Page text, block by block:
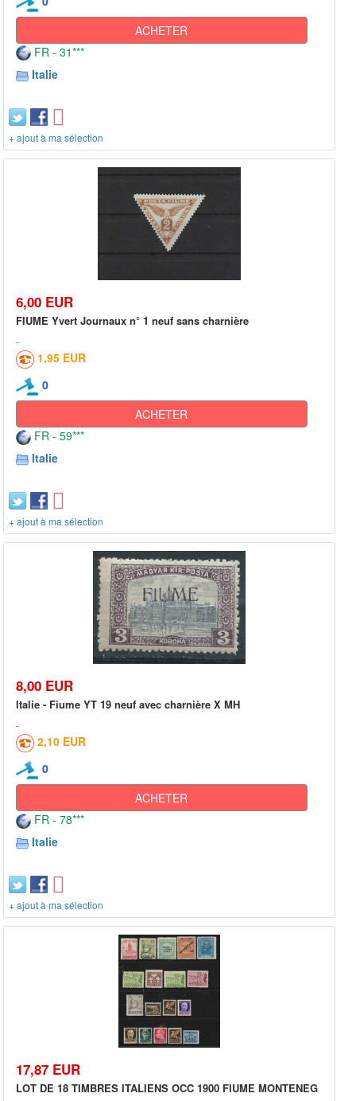
ACHETER
FR - 31***
Italie
+ ajout à ma sélection
6,00 EUR
FIUME Yvert Journaux n° 1 neuf sans charnière
1,95 EUR
0
ACHETER
FR - 59***
Italie
+ ajout à ma sélection
8,00 EUR
Italie - Fiume YT 19 neuf avec charnière X MH
2,10 EUR
0
ACHETER
FR - 78***
Italie
+ ajout à ma sélection
17,87 EUR
LOT DE 18 TIMBRES ITALIENS OCC 1900 FIUME MONTENEG